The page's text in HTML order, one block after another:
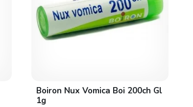
Boiron Nux Vomica Boi 200ch Gl
1g